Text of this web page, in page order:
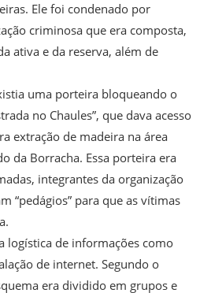
Ele foi condenado por
criminosa que era composta,
ativa e da reserva, além de
uma porteira bloqueando o
no Chaules”, que dava acesso
extração de madeira na área
da Borracha. Essa porteira era
integrantes da organização
“pedágios” para que as vítimas
logística de informações como
de internet. Segundo o
era dividido em grupos e